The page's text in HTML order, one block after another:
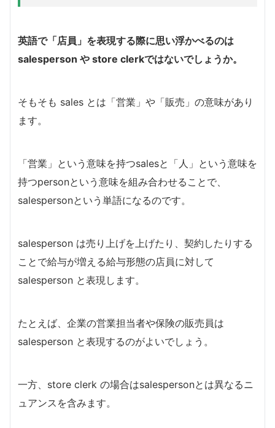
英語で「店員」を表現する際に思い浮かべるのは
salesperson や store clerkではないでしょうか。
そもそも sales とは「営業」や「販売」の意味があり
ます。
「営業」という意味を持つsalesと「人」という意味を
持つpersonという意味を組み合わせることで、
salespersonという単語になるのです。
salesperson は売り上げを上げたり、契約したりする
ことで給与が増える給与形態の店員に対して
salesperson と表現します。
たとえば、企業の営業担当者や保険の販売員は
salesperson と表現するのがよいでしょう。
一方、store clerk の場合はsalespersonとは異なるニ
ュアンスを含みます。